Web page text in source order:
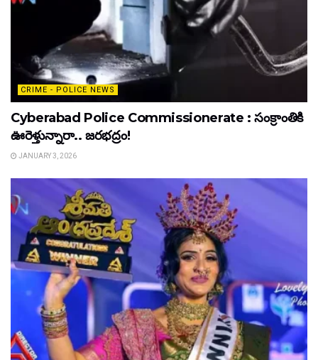
CRIME - POLICE NEWS
Cyberabad Police Commissionerate : సంక్రాంతికి
ఊరెళ్తున్నారా.. జరభద్రం!
JANUARY 3, 2026